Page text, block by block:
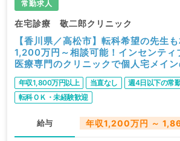
常勤求人
在宅診療 敬二郎クリニック
【香川県／高松市】転科希望の先生
1,200万円～相談可能！インセンテ
医療専門のクリニックで個人宅メイ
事です（リウマチ科／常勤）
年収1,800万円以上 当直なし
週4日以下の常
転科ＯＫ・未経験歓迎
給与 年収1,200万円 ～